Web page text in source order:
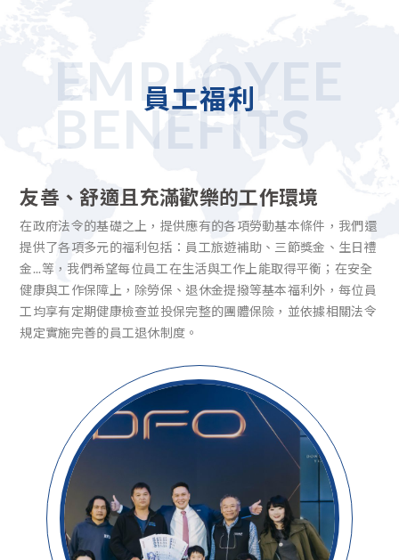
員工福利
EMPLOYEE
BENEFITS
友善、舒適且充滿歡樂的工作環境
在政府法令的基礎之上，提供應有的各項勞動基本條件，我們還
提供了各項多元的福利包括：員工旅遊補助、三節獎金、生日禮
金...等，我們希望每位員工在生活與工作上能取得平衡；在安全
健康與工作保障上，除勞保、退休金提撥等基本福利外，每位員
工均享有定期健康檢查並投保完整的團體保險，並依據相關法令
規定實施完善的員工退休制度。